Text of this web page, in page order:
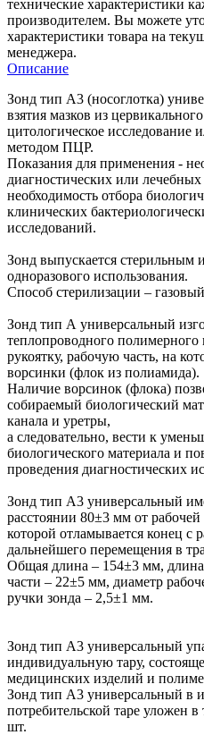
технические характеристики
производителем. Вы можете
характеристики товара на
менеджера.
Описание
Зонд тип А3 (носоглотка)
взятия мазков из
цитологическое исследование
методом ПЦР.
Показания для применения -
диагностических или
необходимость отбора
клинических
исследований.
Зонд выпускается стерильным
одноразового использования.
Способ стерилизации –
Зонд тип А универсальный
теплопроводного полимерного
рукоятку, рабочую часть, на
ворсинки (флок из полиамида).
Наличие ворсинок (флока)
собираемый биологический
канала и уретры,
а следовательно, вести к
биологического материала и
проведения диагностических
Зонд тип А3 универсальный
расстоянии 80±3 мм от
которой отламывается конец с
дальнейшего перемещения в
Общая длина – 154±3 мм,
части – 22±5 мм, диаметр
ручки зонда – 2,5±1 мм.
Зонд тип А3 универсальный
индивидуальную тару,
медицинских изделий и
Зонд тип А3 универсальный в
потребительской таре уложен
шт.